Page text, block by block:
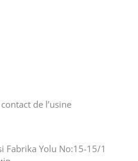
de l’usine
Fabrika Yolu No:15-15/1